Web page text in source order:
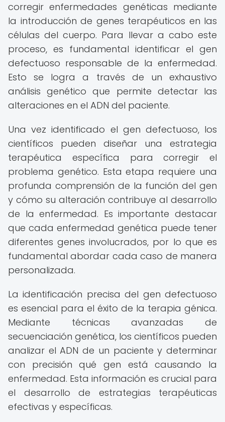
corregir enfermedades genéticas mediante
la introducción de genes terapéuticos en las
células del cuerpo. Para llevar a cabo este
proceso, es fundamental identificar el gen
defectuoso responsable de la enfermedad.
Esto se logra a través de un exhaustivo
análisis genético que permite detectar las
alteraciones en el ADN del paciente.
Una vez identificado el gen defectuoso, los
científicos pueden diseñar una estrategia
terapéutica específica para corregir el
problema genético. Esta etapa requiere una
profunda comprensión de la función del gen
y cómo su alteración contribuye al desarrollo
de la enfermedad. Es importante destacar
que cada enfermedad genética puede tener
diferentes genes involucrados, por lo que es
fundamental abordar cada caso de manera
personalizada.
La identificación precisa del gen defectuoso
es esencial para el éxito de la terapia génica.
Mediante técnicas avanzadas de
secuenciación genética, los científicos pueden
analizar el ADN de un paciente y determinar
con precisión qué gen está causando la
enfermedad. Esta información es crucial para
el desarrollo de estrategias terapéuticas
efectivas y específicas.